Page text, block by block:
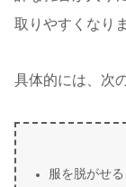
取りやすくなり
具体的には、次
服を脱がせ